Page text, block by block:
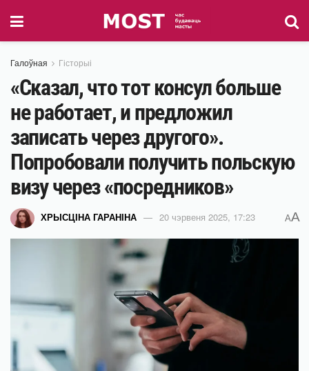
Галоўная Гісторыі
«Сказал, что тот консул больше
не работает, и предложил
записать через другого».
Попробовали получить польскую
визу через «посредников»
ХРЫСЦІНА ГАРАНІНА 20 чэрвеня 2025, 17:23 AA